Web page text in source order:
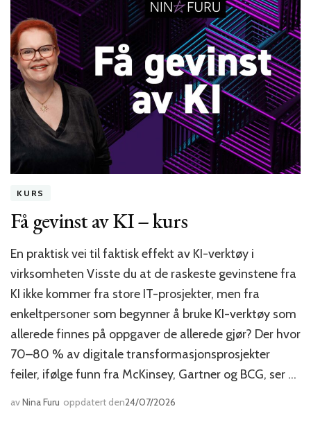
nettredaktøren
–
kurs
KURS
Få gevinst av KI – kurs
En praktisk vei til faktisk effekt av KI-verktøy i
virksomheten Visste du at de raskeste gevinstene fra
KI ikke kommer fra store IT-prosjekter, men fra
enkeltpersoner som begynner å bruke KI-verktøy som
allerede finnes på oppgaver de allerede gjør? Der hvor
70–80 % av digitale transformasjonsprosjekter
feiler, ifølge funn fra McKinsey, Gartner og BCG, ser …
avNina Furu oppdatert den24/07/2026